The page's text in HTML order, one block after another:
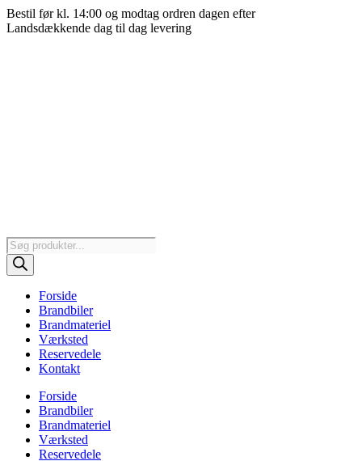
Videre
til
Bestil før kl. 14:00 og modtag ordren dagen efter
Landsdækkende dag til dag levering
Products
search
Forside
Brandbiler
Brandmateriel
Værksted
Reservedele
Kontakt
Forside
Brandbiler
Brandmateriel
Værksted
Reservedele